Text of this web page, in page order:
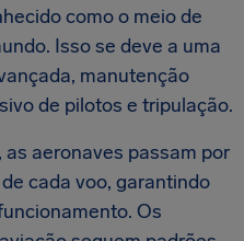
como o meio de
Isso se deve a uma
manutenção
de pilotos e tripulação.
aeronaves passam por
cada voo, garantindo
Os